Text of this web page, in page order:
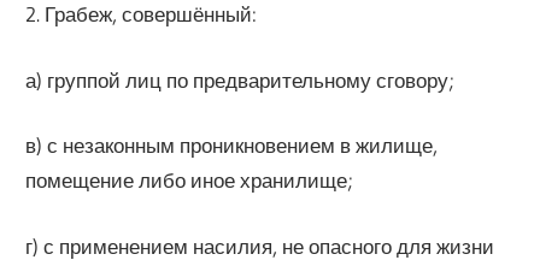
2. Грабеж, совершённый:
а) группой лиц по предварительному сговору;
в) с незаконным проникновением в жилище,
помещение либо иное хранилище;
г) с применением насилия, не опасного для жизни